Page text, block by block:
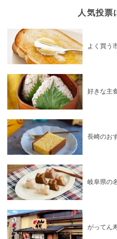
人気投票
よく買う
好きな主
長崎のお
岐阜県の
がってん